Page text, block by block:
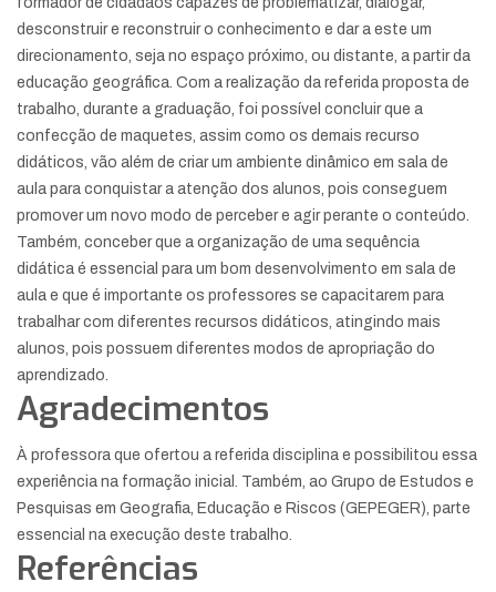
desconstruir e reconstruir o conhecimento e dar a este um
direcionamento, seja no espaço próximo, ou distante, a partir da
educação geográfica. Com a realização da referida proposta de
trabalho, durante a graduação, foi possível concluir que a
confecção de maquetes, assim como os demais recurso
didáticos, vão além de criar um ambiente dinâmico em sala de
aula para conquistar a atenção dos alunos, pois conseguem
promover um novo modo de perceber e agir perante o conteúdo.
Também, conceber que a organização de uma sequência
didática é essencial para um bom desenvolvimento em sala de
aula e que é importante os professores se capacitarem para
trabalhar com diferentes recursos didáticos, atingindo mais
alunos, pois possuem diferentes modos de apropriação do
aprendizado.
Agradecimentos
À professora que ofertou a referida disciplina e possibilitou essa
experiência na formação inicial. Também, ao Grupo de Estudos e
Pesquisas em Geografia, Educação e Riscos (GEPEGER), parte
essencial na execução deste trabalho.
Referências